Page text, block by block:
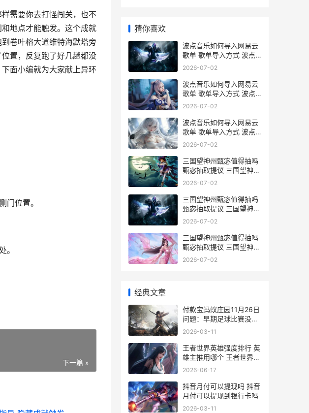
需要你去打怪闯关，也不
地点才能触发。这个成就
卷叶榕大道维特海默塔旁
置，反复跑了好几趟都没
面小编就为大家献上异环
门位置。
。
下一篇 »
猜你喜欢
波点音乐如何导入网易云
歌单 歌单导入方式 波点
音乐下载歌曲导出
2026-07-02
波点音乐如何导入网易云
歌单 歌单导入方式 波点
音乐怎么保存图片
2026-07-02
波点音乐如何导入网易云
歌单 歌单导入方式 波点
音乐怎么导入歌单
2026-07-02
三国望神州甄宓值得抽吗
甄宓抽取提议 三国望神州
甄宓路线
2026-07-02
三国望神州甄宓值得抽吗
甄宓抽取提议 三国望神州
甄宓下一个武将
2026-07-02
三国望神州甄宓值得抽吗
甄宓抽取提议 三国望神州
甄宓10抽出
2026-07-02
经典文章
付款宝蚂蚁庄园11月26日
问题：早期足球比赛没有
点球大战的规则,两队平局
案大全一览
2026-03-11
王者世界英雄强度排行 英
雄主推用哪个 王者世界英
雄强度排行
2026-06-17
抖音月付可以提现吗 抖音
月付可以提现到银行卡吗
2026-03-11